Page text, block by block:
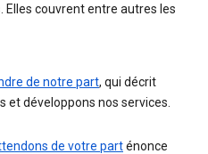
Elles couvrent entre autres les
de notre part, qui décrit
développons nos services.
de votre parténonce